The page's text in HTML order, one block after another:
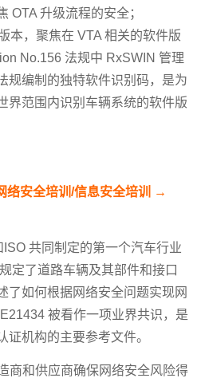
OTA 升级流程的安全；
本，聚焦在 VTA 相关的软件版
No.156 法规中 RxSWIN 管理
规编制的独特软件识别码，是为
界范围内识别车辆系统的软件版
络安全培训/信息安全培训 →
共同制定的第一个汽车行业
定了道路车辆及其部件和接口
了如何根据网络安全问题实现网
被看作一项业界共识，是
证机构的主要参考文件。
商和供应商确保网络安全风险得